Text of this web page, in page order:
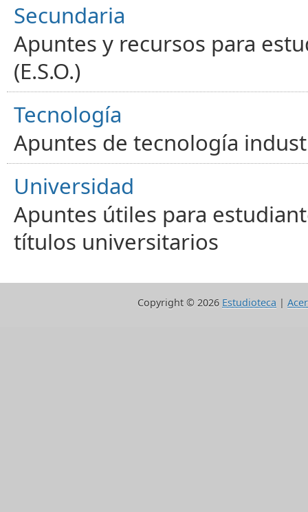
Secundaria
Apuntes y recursos para
(E.S.O.)
Tecnología
Apuntes de tecnología
Universidad
Apuntes útiles para
títulos universitarios
Copyright © 2026 Estudioteca |